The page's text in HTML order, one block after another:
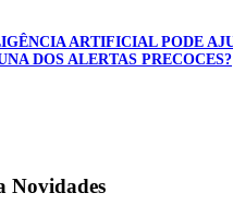
ARTIFICIAL PODE
DOS ALERTAS PRECOCES?
Novidades